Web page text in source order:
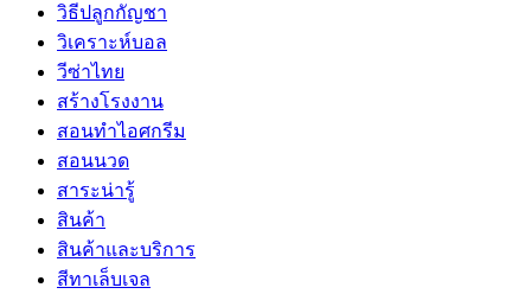
วิธีปลูกกัญชา
วิเคราะห์บอล
วีซ่าไทย
สร้างโรงงาน
สอนทำไอศกรีม
สอนนวด
สาระน่ารู้
สินค้า
สินค้าและบริการ
สีทาเล็บเจล